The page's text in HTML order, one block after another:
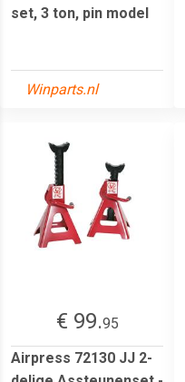
set, 3 ton, pin model
Winparts.nl
€ 99.95
Airpress 72130 JJ 2-